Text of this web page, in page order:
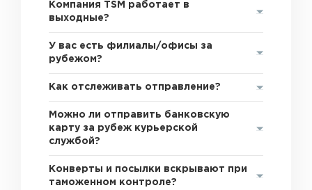
Компания TSM работает в
выходные?
У вас есть филиалы/офисы за
рубежом?
Как отслеживать отправление?
Можно ли отправить банковскую
карту за рубеж курьерской
службой?
Конверты и посылки вскрывают при
таможенном контроле?